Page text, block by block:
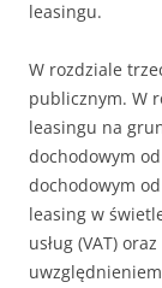
leasingu.
W rozdziale
publicznym. W
leasingu na
dochodowym
dochodowym
leasing w
usług (VAT)